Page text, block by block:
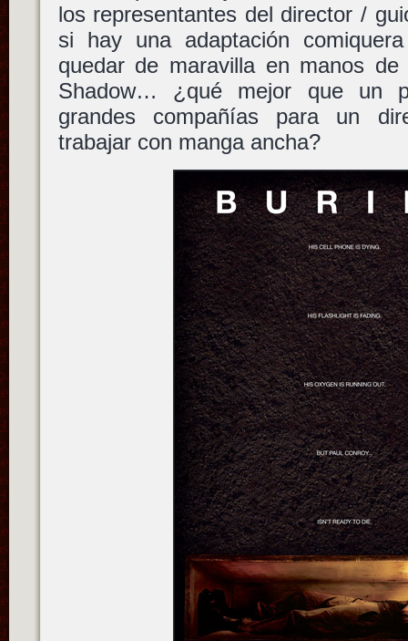
los representantes del director /
si hay una adaptación
quedar de maravilla en manos
Shadow… ¿qué mejor que un
grandes compañías para un
trabajar con manga ancha?